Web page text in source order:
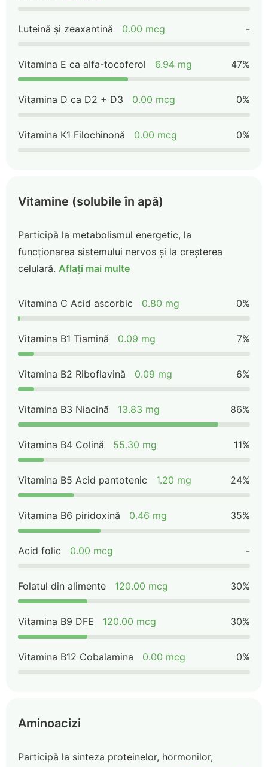
Luteină și zeaxantină 0.00 mcg -
Vitamina E ca alfa-tocoferol 6.94 mg 47%
Vitamina D ca D2 + D3 0.00 mcg 0%
Vitamina K1 Filochinonă 0.00 mcg 0%
Vitamine (solubile în apă)
Participă la metabolismul energetic, la
funcționarea sistemului nervos și la creșterea
celulară. Aflați mai multe
Vitamina C Acid ascorbic 0.80 mg 0%
Vitamina B1 Tiamină 0.09 mg 7%
Vitamina B2 Riboflavină 0.09 mg 6%
Vitamina B3 Niacină 13.83 mg 86%
Vitamina B4 Colină 55.30 mg 11%
Vitamina B5 Acid pantotenic 1.20 mg 24%
Vitamina B6 piridoxină 0.46 mg 35%
Acid folic 0.00 mcg -
Folatul din alimente 120.00 mcg 30%
Vitamina B9 DFE 120.00 mcg 30%
Vitamina B12 Cobalamina 0.00 mcg 0%
Aminoacizi
Participă la sinteza proteinelor, hormonilor,